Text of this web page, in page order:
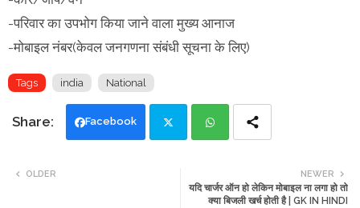
-परिवार का उपभोग किया जाने वाला मुख्य आनाज
-मोबाइल नंबर(केवल जनगणना संबंधी सूचना के लिए)
Tags india National
Facebook
ats
NEWER
यदि चार्जर ऑन हो लेकिन मोबाइल ना लगा हो तो
क्या बिजली खर्च होती है | GK IN HINDI
OLDER